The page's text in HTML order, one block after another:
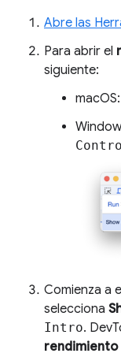
Abre las
Para abrir el
siguiente:
macOS:
Comienza a
selecciona
Intro.
rendimiento